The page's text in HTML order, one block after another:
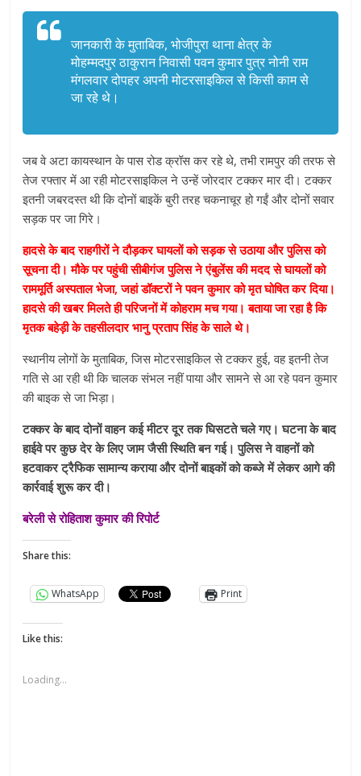
जानकारी के मुताबिक, भोजीपुरा थाना क्षेत्र के
मोहम्मदपुर ठाकुरान निवासी पवन कुमार पुत्र नोनी राम
मंगलवार दोपहर अपनी मोटरसाइकिल से किसी काम से
जा रहे थे।
जब वे अटा कायस्थान के पास रोड क्रॉस कर रहे थे, तभी रामपुर की तरफ से
तेज रफ्तार में आ रही मोटरसाइकिल ने उन्हें जोरदार टक्कर मार दी। टक्कर
इतनी जबरदस्त थी कि दोनों बाइकें बुरी तरह चकनाचूर हो गईं और दोनों सवार
सड़क पर जा गिरे।
हादसे के बाद राहगीरों ने दौड़कर घायलों को सड़क से उठाया और पुलिस को
सूचना दी। मौके पर पहुंची सीबीगंज पुलिस ने एंबुलेंस की मदद से घायलों को
राममूर्ति अस्पताल भेजा, जहां डॉक्टरों ने पवन कुमार को मृत घोषित कर दिया।
हादसे की खबर मिलते ही परिजनों में कोहराम मच गया। बताया जा रहा है कि
मृतक बहेड़ी के तहसीलदार भानु प्रताप सिंह के साले थे।
स्थानीय लोगों के मुताबिक, जिस मोटरसाइकिल से टक्कर हुई, वह इतनी तेज
गति से आ रही थी कि चालक संभल नहीं पाया और सामने से आ रहे पवन कुमार
की बाइक से जा भिड़ा।
टक्कर के बाद दोनों वाहन कई मीटर दूर तक घिसटते चले गए। घटना के बाद
हाईवे पर कुछ देर के लिए जाम जैसी स्थिति बन गई। पुलिस ने वाहनों को
हटवाकर ट्रैफिक सामान्य कराया और दोनों बाइकों को कब्जे में लेकर आगे की
कार्रवाई शुरू कर दी।
बरेली से रोहिताश कुमार की रिपोर्ट
Share this:
WhatsApp Print
Like this:
Loading...